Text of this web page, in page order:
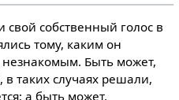
собственный голос в
тому, каким он
Быть может,
таких случаях решали,
а быть может,